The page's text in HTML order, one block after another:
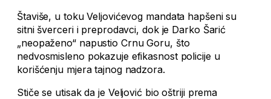
Štaviše, u toku Veljovićevog mandata hapšeni su
sitni šverceri i preprodavci, dok je Darko Šarić
„neopaženo“ napustio Crnu Goru, što
nedvosmisleno pokazuje efikasnost policije u
korišćenju mjera tajnog nadzora.
Stiče se utisak da je Veljović bio oštriji prema